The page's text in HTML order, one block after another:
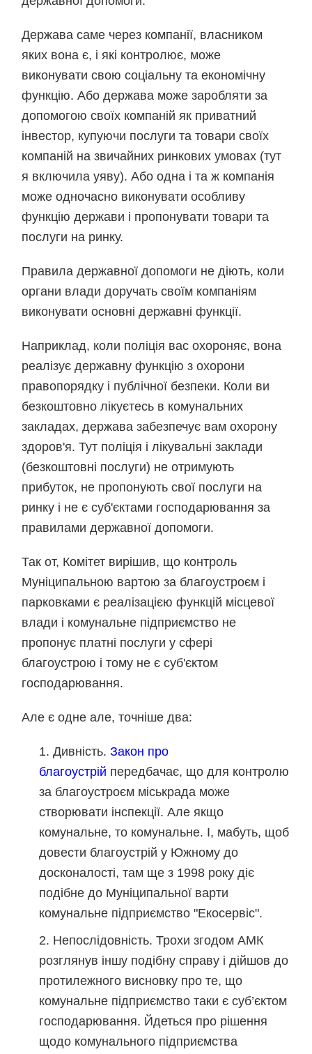
Держава саме через компанії, власником
яких вона є, і які контролює, може
виконувати свою соціальну та економічну
функцію. Або держава може заробляти за
допомогою своїх компаній як приватний
інвестор, купуючи послуги та товари своїх
компаній на звичайних ринкових умовах (тут
я включила уяву). Або одна і та ж компанія
може одночасно виконувати особливу
функцію держави і пропонувати товари та
послуги на ринку.
Правила державної допомоги не діють, коли
органи влади доручать своїм компаніям
виконувати основні державні функції.
Наприклад, коли поліція вас охороняє, вона
реалізує державну функцію з охорони
правопорядку і публічної безпеки. Коли ви
безкоштовно лікуєтесь в комунальних
закладах, держава забезпечує вам охорону
здоров'я. Тут поліція і лікувальні заклади
(безкоштовні послуги) не отримують
прибуток, не пропонують свої послуги на
ринку і не є суб'єктами господарювання за
правилами державної допомоги.
Так от, Комітет вирішив, що контроль
Муніципальною вартою за благоустроєм і
парковками є реалізацією функцій місцевої
влади і комунальне підприємство не
пропонує платні послуги у сфері
благоустрою і тому не є суб'єктом
господарювання.
Але є одне але, точніше два:
Дивність.Закон про
благоустрій передбачає, що для контролю
за благоустроєм міськрада може
створювати інспекції. Але якщо
комунальне, то комунальне. І, мабуть, щоб
довести благоустрій у Южному до
досконалості, там ще з 1998 року діє
подібне до Муніципальної варти
комунальне підприємство "Екосервіс".
Непослідовність. Трохи згодом АМК
розглянув іншу подібну справу і дійшов до
протилежного висновку про те, що
комунальне підприємство таки є суб’єктом
господарювання. Йдеться про рішення
щодо комунального підприємства